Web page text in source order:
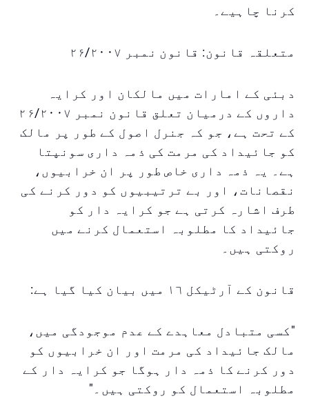
کرنا چاہیے۔
متعلقہ قانون: قانون نمبر ۲۶/۲۰۰۷
دبئی کے امارات میں مالکان اور کرایہ
داروں کے درمیان تعلق قانون نمبر ۲۶/۲۰۰۷
کے تحت ہے، جو کہ جنرل اصول کے طور پر مالک
کو جائیداد کی مرمت کی ذمہ داری سونپتا
ہے۔ یہ ذمہ داری خاص طور پر ان خرابیوں،
نقصانات، اور بے ترتیبیوں کو دور کرنے کی
طرف اشارہ کرتی ہے جو کرایہ دار کو
جائیداد کا مطلوبہ استعمال کرنے میں
روکتی ہیں۔
قانون کے آرٹیکل ١٦ میں بیان کیا گیا ہے:
"کسی متبادل معاہدے کے عدم موجودگی میں،
مالک جائیداد کی مرمت اور ان خرابیوں کو
دور کرنے کا ذمہ دار ہوگا جو کرایہ دار کے
مطلوبہ استعمال کو روکتی ہیں۔"